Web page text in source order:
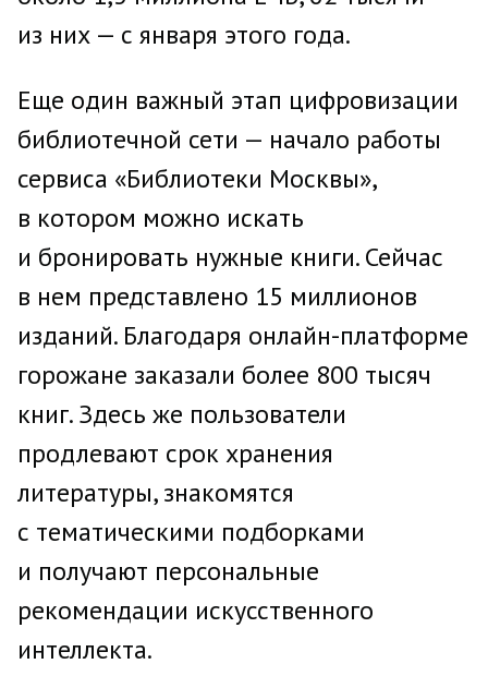
из них — с января этого года.
Еще один важный этап цифровизации
библиотечной сети — начало работы
сервиса «Библиотеки Москвы»,
в котором можно искать
и бронировать нужные книги. Сейчас
в нем представлено 15 миллионов
изданий. Благодаря онлайн-платформе
горожане заказали более 800 тысяч
книг. Здесь же пользователи
продлевают срок хранения
литературы, знакомятся
с тематическими подборками
и получают персональные
рекомендации искусственного
интеллекта.